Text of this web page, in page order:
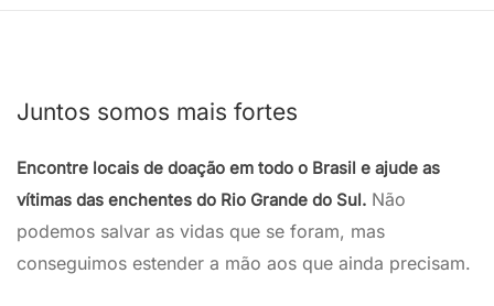
Juntos somos mais fortes
Encontre locais de doação em todo o Brasil e ajude as
vítimas das enchentes do Rio Grande do Sul. Não
podemos salvar as vidas que se foram, mas
conseguimos estender a mão aos que ainda precisam.